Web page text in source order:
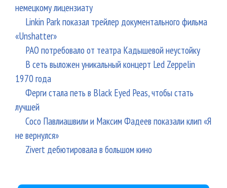
немецкому лицензиату
Linkin Park показал трейлер документального фильма
«Unshatter»
РАО потребовало от театра Кадышевой неустойку
В сеть выложен уникальный концерт Led Zeppelin
1970 года
Ферги стала петь в Black Eyed Peas, чтобы стать
лучшей
Сосо Павлиашвили и Максим Фадеев показали клип «Я
не вернулся»
Zivert дебютировала в большом кино